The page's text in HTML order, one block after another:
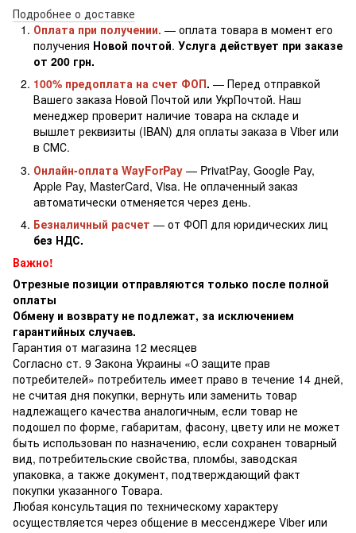
Подробнее о доставке
Оплата при получении. — оплата товара в момент его
получения Новой почтой. Услуга действует при заказе
от 200 грн.
100% предоплата на счет ФОП. — Перед отправкой
Вашего заказа Новой Почтой или УкрПочтой. Наш
менеджер проверит наличие товара на складе и
вышлет реквизиты (IBAN) для оплаты заказа в Viber или
в СМС.
Онлайн-оплата WayForPay — PrivatPay, Google Pay,
Apple Pay, MasterCard, Visa. Не оплаченный заказ
автоматически отменяется через день.
Безналичный расчет — от ФОП для юридических лиц
без НДС.
Важно!
Отрезные позиции отправляются только после полной
оплаты
Обмену и возврату не подлежат, за исключением
гарантийных случаев.
Гарантия от магазина 12 месяцев
Согласно ст. 9 Закона Украины «О защите прав
потребителей» потребитель имеет право в течение 14 дней,
не считая дня покупки, вернуть или заменить товар
надлежащего качества аналогичным, если товар не
подошел по форме, габаритам, фасону, цвету или не может
быть использован по назначению, если сохранен товарный
вид, потребительские свойства, пломбы, заводская
упаковка, а также документ, подтверждающий факт
покупки указанного Товара.
Любая консультация по техническому характеру
осуществляется через общение в мессенджере Viber или